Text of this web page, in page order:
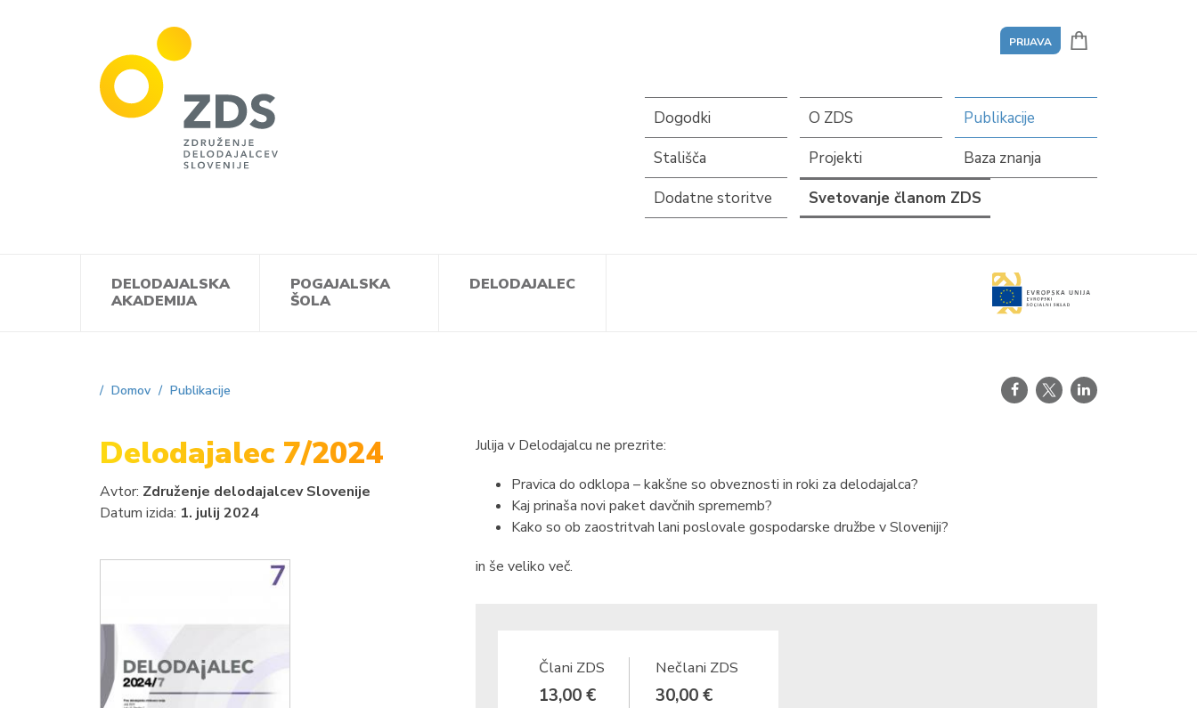
PRIJAVA
Dogodki O ZDS
Publikacije
Stališča
Projekti
Baza znanja
Dodatne storitve
Svetovanje članom ZDS
DELODAJALSKA
AKADEMIJA
POGAJALSKA
ŠOLA
DELODAJALEC
Domov Publikacije
Delodajalec 7/2024
Avtor: Združenje delodajalcev Slovenije
Datum izida: 1. julij 2024
Julija v Delodajalcu ne prezrite:
Pravica do odklopa – kakšne so obveznosti in roki za delodajalca?
Kaj prinaša novi paket davčnih sprememb?
Kako so ob zaostritvah lani poslovale gospodarske družbe v Sloveniji?
in še veliko več.
Člani ZDS
13,00 €
Nečlani ZDS
30,00 €